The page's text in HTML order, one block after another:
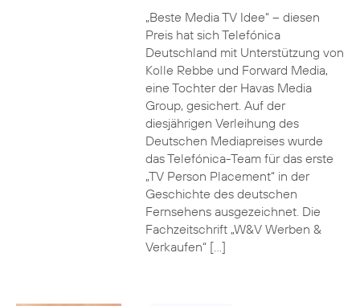
„Beste Media TV Idee“ – diesen
Preis hat sich Telefónica
Deutschland mit Unterstützung von
Kolle Rebbe und Forward Media,
eine Tochter der Havas Media
Group, gesichert. Auf der
diesjährigen Verleihung des
Deutschen Mediapreises wurde
das Telefónica-Team für das erste
„TV Person Placement“ in der
Geschichte des deutschen
Fernsehens ausgezeichnet. Die
Fachzeitschrift „W&V Werben &
Verkaufen“ […]